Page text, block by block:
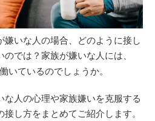
いな人の場合、どのように接し
では？家族が嫌いな人には、
いているのでしょうか。
な人の心理や家族嫌いを克服する
し方をまとめてご紹介します。